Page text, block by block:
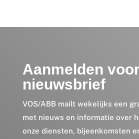
Aanmelden
nieuwsbrief
VOS/ABB mailt wekelijks een
met nieuws en informatie over
onze diensten, bijeenkomsten